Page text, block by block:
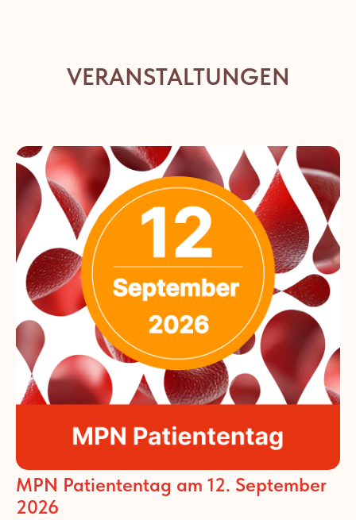
VERANSTALTUNGEN
MPN Patiententag am 12. September
2026